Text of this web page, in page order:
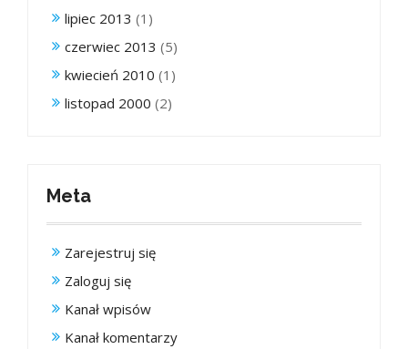
lipiec 2013 (1)
czerwiec 2013 (5)
kwiecień 2010 (1)
listopad 2000 (2)
Meta
Zarejestruj się
Zaloguj się
Kanał wpisów
Kanał komentarzy